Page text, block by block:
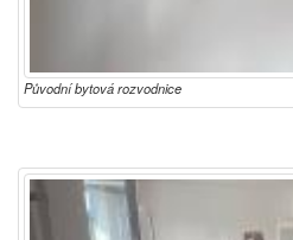
Původní bytová rozvodnice